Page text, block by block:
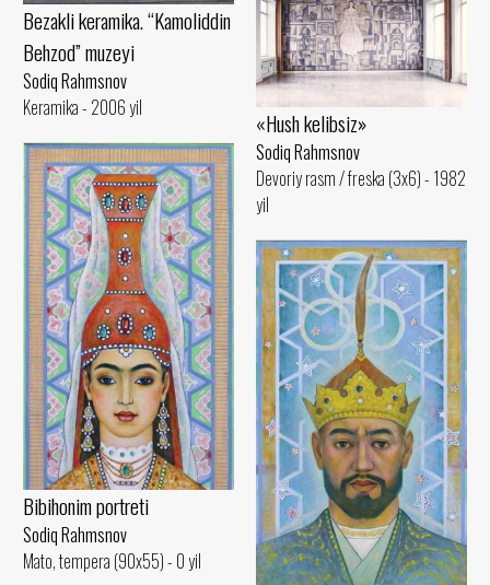
Bezakli keramika. “Kamoliddin
Behzod” muzeyi
Sodiq Rahmsnov
Keramika - 2006 yil
«Hush kelibsiz»
Sodiq Rahmsnov
Devoriy rasm / freska (3x6) - 1982
yil
Bibihonim portreti
Sodiq Rahmsnov
Mato, tempera (90x55) - 0 yil